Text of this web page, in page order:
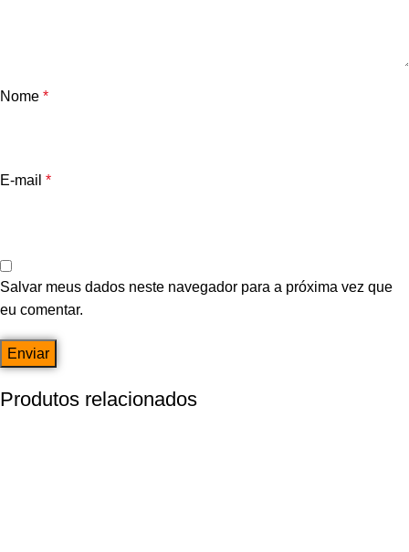
Nome *
E-mail *
Salvar meus dados neste navegador para a próxima vez que
eu comentar.
Produtos relacionados